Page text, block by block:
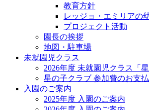
教育方針
レッジョ・エミリアの
プロジェクト活動
園長の挨拶
地図・駐車場
未就園児クラス
2026年度 未就園児クラス「
星の子クラブ 参加費のお支
入園のご案内
2025年度 入園のご案内